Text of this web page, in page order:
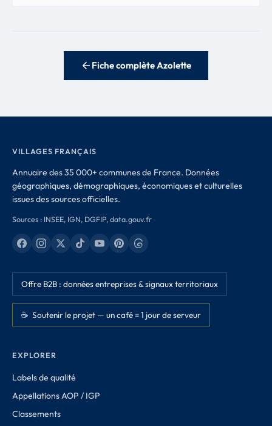
Fiche complète Azolette
VILLAGES FRANÇAIS
Annuaire des 35 000+ communes de France. Données
géographiques, démographiques, économiques et culturelles
issues des sources officielles.
Sources : INSEE, IGN, DGFIP, data.gouv.fr
Offre B2B : données entreprises & signaux territoriaux
☕ Soutenir le projet — un café = 1 jour de serveur
EXPLORER
Labels de qualité
Appellations AOP / IGP
Classements